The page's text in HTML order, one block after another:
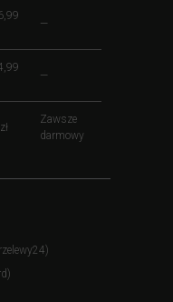
—
—
Zawsze
darmowy